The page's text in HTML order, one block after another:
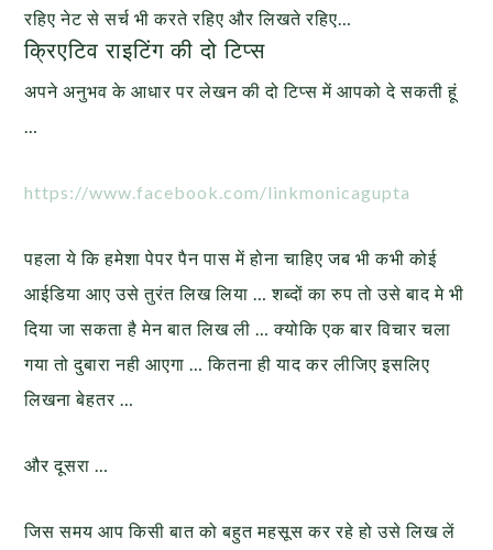
रहिए नेट से सर्च भी करते रहिए और लिखते रहिए…
क्रिएटिव राइटिंग की दो टिप्स
अपने अनुभव के आधार पर लेखन की दो टिप्स में आपको दे सकती हूं
…
https://www.facebook.com/linkmonicagupta
पहला ये कि हमेशा पेपर पैन पास में होना चाहिए जब भी कभी कोई
आईडिया आए उसे तुरंत लिख लिया … शब्दों का रुप तो उसे बाद मे भी
दिया जा सकता है मेन बात लिख ली … क्योकि एक बार विचार चला
गया तो दुबारा नही आएगा … कितना ही याद कर लीजिए इसलिए
लिखना बेहतर …
और दूसरा …
जिस समय आप किसी बात को बहुत महसूस कर रहे हो उसे लिख लें